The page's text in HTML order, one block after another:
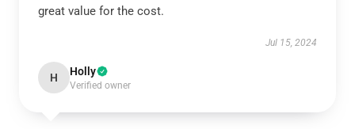
great value for the cost.
Jul 15, 2024
H Holly
Verified owner